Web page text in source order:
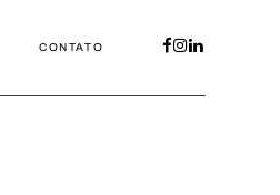
CONTATO